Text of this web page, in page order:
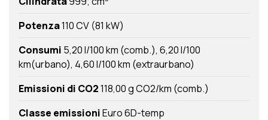
Potenza110 CV (81 kW)
Consumi 5,20 l/100 km (comb.) 6,20 l/100
km(urbano) 4,60 l/100 km (extraurbano)
Emissioni di CO2118,00 g CO2/km (comb.)
Classe emissioniEuro 6D-temp